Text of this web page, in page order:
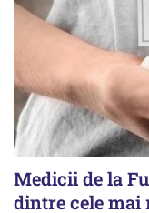
Medicii de la
dintre cele mai